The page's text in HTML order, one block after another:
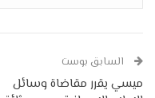
السابق بوست
ميسي يقرر مقاضاة وسائل